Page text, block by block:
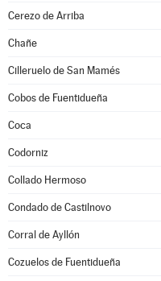
Cerezo de Arriba
Chañe
Cilleruelo de San Mamés
Cobos de Fuentidueña
Coca
Codorniz
Collado Hermoso
Condado de Castilnovo
Corral de Ayllón
Cozuelos de Fuentidueña